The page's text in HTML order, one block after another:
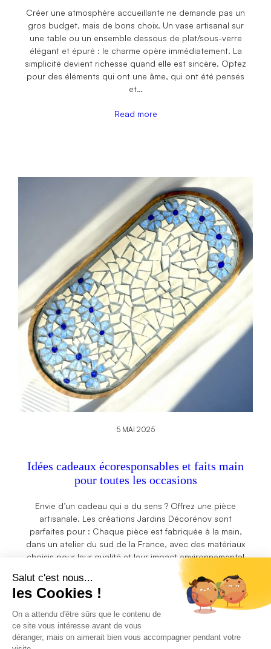
Créer une atmosphère accueillante ne demande pas un
gros budget, mais de bons choix. Un vase artisanal sur
une table ou un ensemble dessous de plat/sous-verre
élégant et épuré : le charme opère immédiatement. La
simplicité devient richesse quand elle est sincère. Optez
pour des éléments qui ont une âme, qui ont été pensés
et…
Read more
5 MAI 2025
Idées cadeaux écoresponsables et faits main
pour toutes les occasions
Envie d’un cadeau qui a du sens ? Offrez une pièce
artisanale. Les créations Jardins Décorénov sont
parfaites pour : Chaque pièce est fabriquée à la main,
dans un atelier du sud de la France, avec des matériaux
choisis pour leur qualité et leur impact environnemental
réduit. En offrant un objet Les Jardins Décorénov, vous…